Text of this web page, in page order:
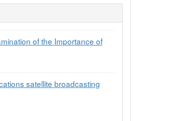
of the Importance of
satellite broadcasting